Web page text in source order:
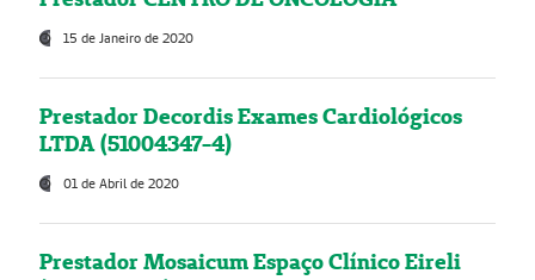
15 de Janeiro de 2020
Prestador Decordis Exames Cardiológicos
LTDA (51004347-4)
01 de Abril de 2020
Prestador Mosaicum Espaço Clínico Eireli